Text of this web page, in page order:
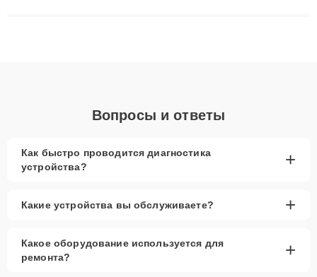
Вопросы и ответы
Как быстро проводится диагностика
устройства?
+
Какие устройства вы обслуживаете? +
Какое оборудование используется для
ремонта?
+